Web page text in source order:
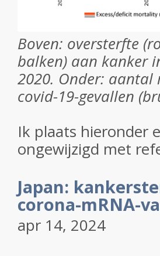
Boven: oversterfte
balken) aan kanker
2020. Onder: aantal
covid-19-gevallen
Ik plaats hieronder
ongewijzigd met
Japan:
corona-mRNA-
apr 14, 2024